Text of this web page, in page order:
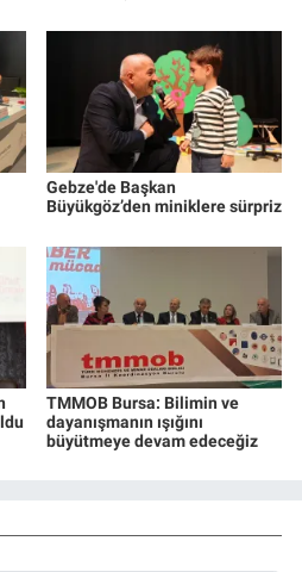
Gebze'de Başkan
Büyükgöz’den miniklere sürpriz
TMMOB Bursa: Bilimin ve
dayanışmanın ışığını
büyütmeye devam edeceğiz